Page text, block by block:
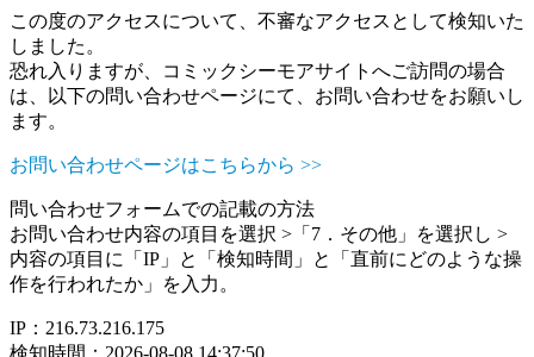
この度のアクセスについて、不審なアクセスとして検知いた
しました。
恐れ入りますが、コミックシーモアサイトへご訪問の場合
は、以下の問い合わせページにて、お問い合わせをお願いし
ます。
お問い合わせページはこちらから >>
問い合わせフォームでの記載の方法
お問い合わせ内容の項目を選択 >「7．その他」を選択し >
内容の項目に「IP」と「検知時間」と「直前にどのような操
作を行われたか」を入力。
IP：216.73.216.175
検知時間：2026-08-08 14:37:50